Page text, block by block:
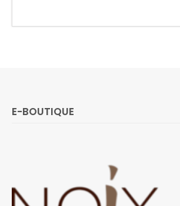
E-BOUTIQUE